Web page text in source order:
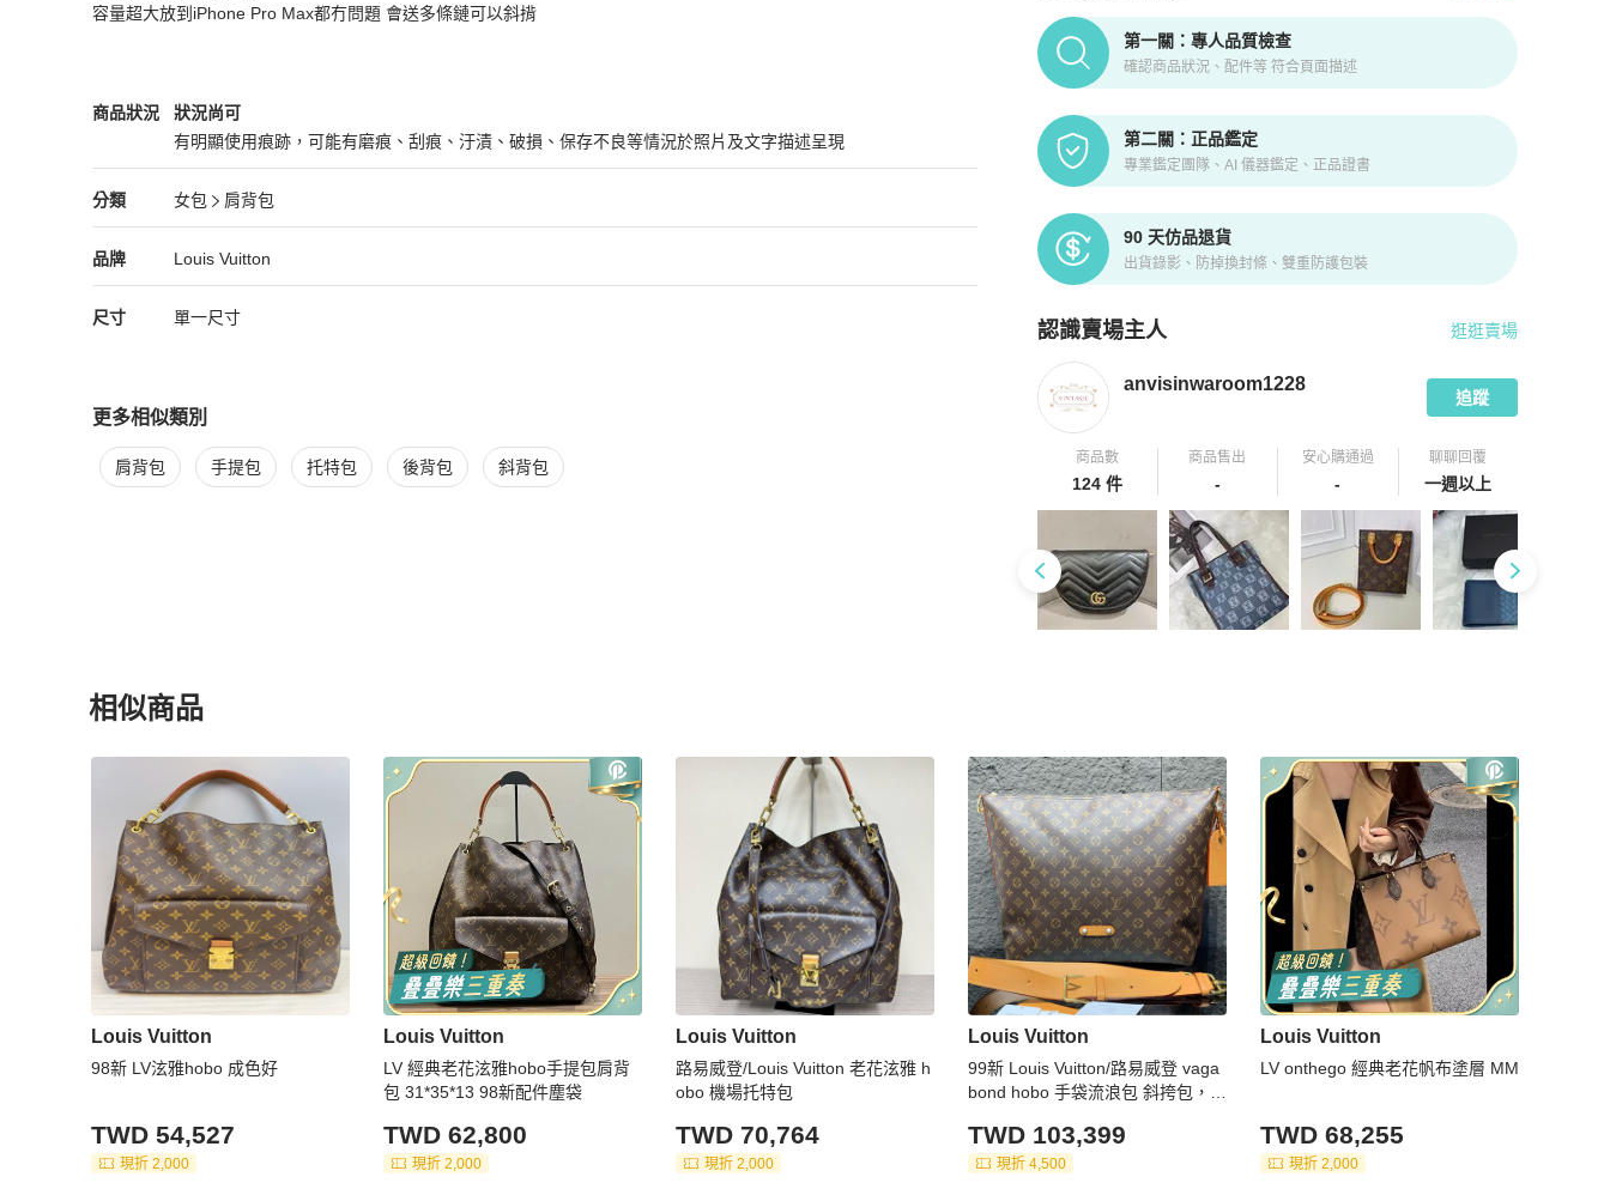
PopChill拍拍圈正品驗證、安心購檢驗流程介紹
第一關：專人品質檢查
確認商品狀況、配件等 符合頁面描述
第二關：正品鑑定
專業鑑定團隊、AI 儀器鑑定、正品證書
90 天仿品退貨
出貨錄影、防掉換封條、雙重防護包裝
認識賣場主人
PopChill 拍拍圈嚴選賣家 介紹
逛逛賣場
anvisinwaroom1228
追蹤
商品數
124 件
商品售出
-
安心購通過
-
聊聊回覆
一週以上
容量超大放到iPhone Pro Max都冇問題 會送多條鏈可以斜揹
商品狀況
Louis Vuitton女包商品狀態與細節
狀況尚可
有明顯使用痕跡，可能有磨痕、刮痕、汙漬、破損、保存不良等情況於照片及文字描述呈現
狀況尚可
分類
Louis Vuitton女包 分類資訊
女包
肩背包
女包/肩背包推薦
品牌
Louis Vuitton精品女包品牌介紹
Louis Vuitton
Louis Vuitton推薦清單
尺寸 單一尺寸
更多相似類別
更多Louis Vuitton女包 相似商品推薦
肩背包 手提包 托特包 後背包 斜背包
相似商品
更多相似Louis Vuitton女包推薦精品
Louis Vuitton
98新 LV泫雅hobo 成色好
TWD 54,527
現折 2,000
Louis Vuitton
LV 經典老花泫雅hobo手提包肩背
包 31*35*13 98新配件塵袋
TWD 62,800
現折 2,000
Louis Vuitton
路易威登/Louis Vuitton 老花泫雅 h
obo 機場托特包
TWD 70,764
現折 2,000
Louis Vuitton
99新 Louis Vuitton/路易威登 vaga
bond hobo 手袋流浪包 斜挎包，芯
TWD 103,399
現折 4,500
Louis Vuitton
LV onthego 經典老花帆布塗層 MM
TWD 68,255
現折 2,000